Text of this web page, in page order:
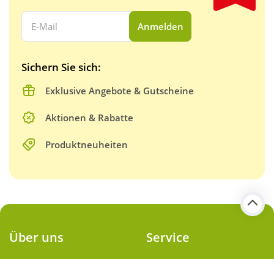
Ihre E-Mail Adresse:
Anmelden
Sichern Sie sich:
Exklusive Angebote & Gutscheine
Aktionen & Rabatte
Produktneuheiten
Über uns Service